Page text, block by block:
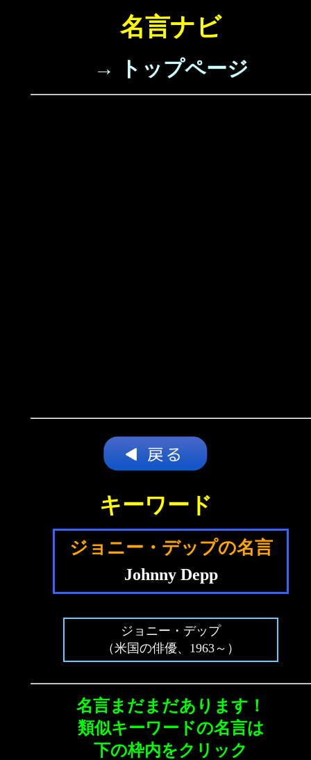
名言ナビ
→ トップページ
キーワード
ジョニー・デップの名言
Johnny Depp
ジョニー・デップ
（米国の俳優、1963～）
名言まだまだあります！
類似キーワードの名言は
下の枠内をクリック